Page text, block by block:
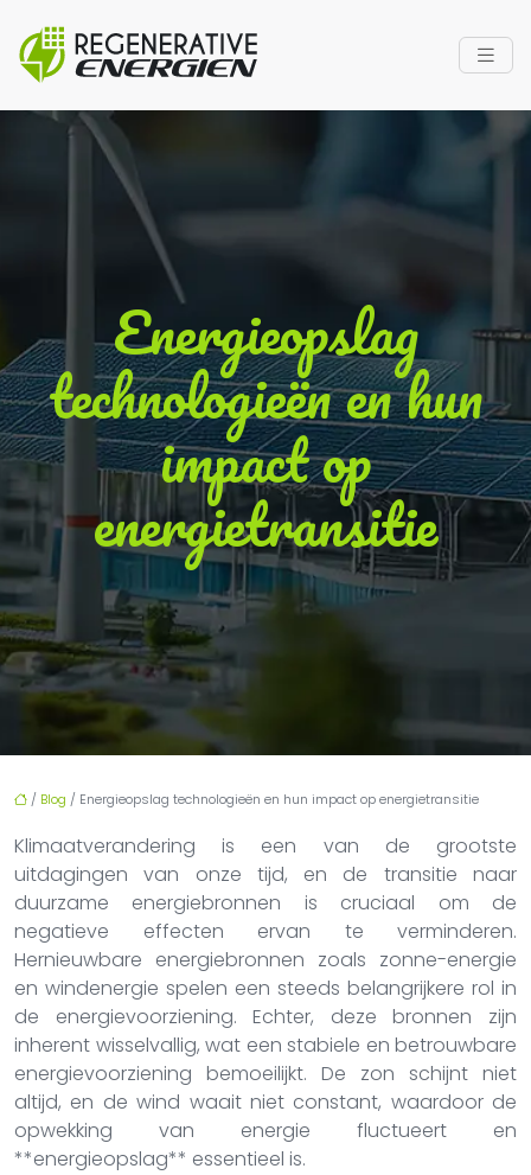
Energieopslag
technologieën en hun
impact op
energietransitie
/ Blog / Energieopslag technologieën en hun impact op energietransitie
Klimaatverandering is een van de grootste
uitdagingen van onze tijd, en de transitie naar
duurzame energiebronnen is cruciaal om de
negatieve effecten ervan te verminderen.
Hernieuwbare energiebronnen zoals zonne-energie
en windenergie spelen een steeds belangrijkere rol in
de energievoorziening. Echter, deze bronnen zijn
inherent wisselvallig, wat een stabiele en betrouwbare
energievoorziening bemoeilijkt. De zon schijnt niet
altijd, en de wind waait niet constant, waardoor de
opwekking van energie fluctueert en
**energieopslag** essentieel is.